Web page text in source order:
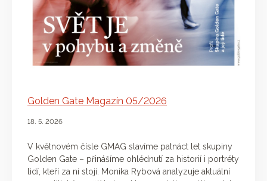
Golden Gate Magazín 05/2026
18. 5. 2026
V květnovém čísle GMAG slavíme patnáct let skupiny
Golden Gate – přinášíme ohlédnutí za historií i portréty
lidí, kteří za ní stojí. Monika Rybová analyzuje aktuální